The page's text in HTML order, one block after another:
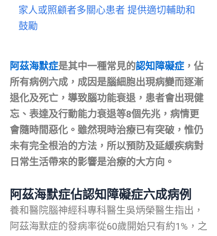
家人或照顧者多關心患者 提供適切輔助和
鼓勵
阿茲海默症是其中一種常見的認知障礙症 ，佔
所有病例六成，成因是腦細胞出現病變而逐漸
退化及死亡，導致腦功能衰退，患者會出現健
忘、表達及行動能力衰退等8個先兆，病情更
會隨時間惡化。雖然現時治療已有突破，惟仍
未有完全根治的方法，所以預防及延緩疾病對
日常生活帶來的影響是治療的大方向。
阿茲海默症佔認知障礙症六成病例
養和醫院腦神經科專科醫生吳炳榮醫生指出，
阿茲海默症的發病率從60歲開始只有約1%，之